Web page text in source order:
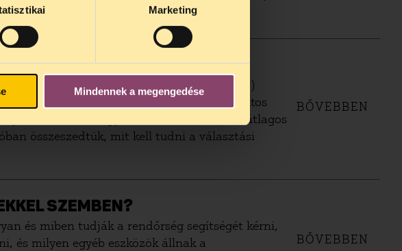
Marketing
Mindennek a megengedése
(tájékoztatását, meggyőzését)
alkalom jó lehet a választók számára fontos
A választási gyűléseknek azonban az átlagos
összeszedtük, mit kell tudni a választási
BŐVEBBEN
SZEMBEN?
és miben tudják a rendőrség segítségét kérni,
és milyen egyéb eszközök állnak a
BŐVEBBEN